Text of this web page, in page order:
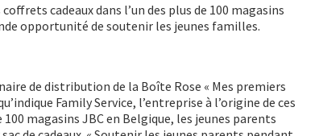
cadeaux dans l’un des plus de 100 magasins
opportunité de soutenir les jeunes familles.
de distribution de la Boîte Rose « Mes premiers
Family Service, l’entreprise à l’origine de ces
magasins JBC en Belgique, les jeunes parents